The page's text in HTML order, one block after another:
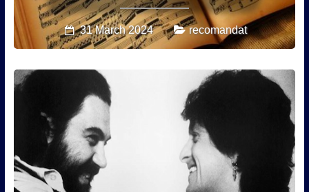
31 March 2024 recomandat